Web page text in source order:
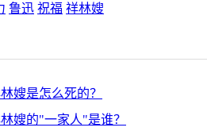
鲁迅 祝福 祥林嫂
嫂是怎么死的？
嫂的"一家人"是谁？